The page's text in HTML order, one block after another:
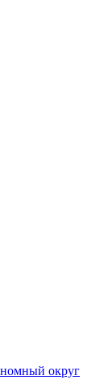
округ